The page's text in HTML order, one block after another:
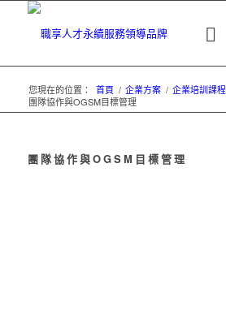
您現在的位置： 首頁 / 企業方案 / 企業培訓課程
團隊協作與OGSM目標管理
團隊協作與OGSM目標管理